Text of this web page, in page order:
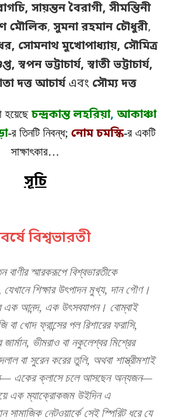
সায়ন্তন বৈরাগী, সীমন্তিনী
মৌলিক, সুমনা রহমান চৌধুরী,
সোমনাথ মুখোপাধ্যায়, সৌমিত্র
স্বপন ভট্টাচার্য, স্বাতী ভট্টাচার্য,
দত্ত আচার্য এবং সৌম্য দত্ত
হয়েছে চন্দ্রকান্ত লহরিয়া, আকাঞ্চা
-র তিনটি নিবন্ধ; নোম চমস্কি-র একটি
সাক্ষাৎকার…
সূচি
বিশ্বভারতী
স্মারকরূপে বিশ্বভারতীকে
যেখানে শিক্ষার উৎপাদন মুখ্য, দান গৌণ।
এক আনন্দ, এক উৎসবযাপন। বোম্বাই
খোদ ফ্রান্সের পল রিশারের ফরাসি,
জার্মান, ভীমরাও বা নকুলেশ্বর মিশ্রের
বা সুরেন করের তুলি, অথবা শাস্ত্রীমশাই
একের ক্লাসে চলে আসছেন অন্যজন—
এক ম্যাক্রোকজম উইদিন এ
নেটওয়ার্কে সেই স্পিরিট ধরে যে